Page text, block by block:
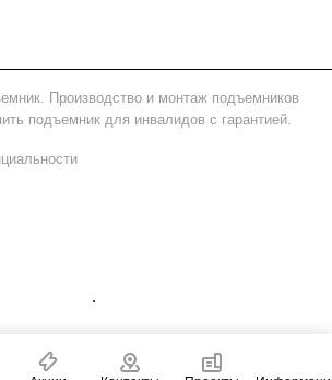
Производство и монтаж подъемников
подъемник для инвалидов с гарантией.
.